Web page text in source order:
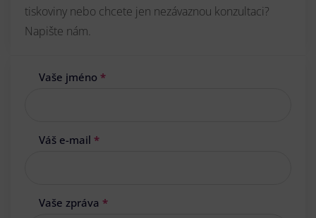
tiskoviny nebo chcete jen nezávaznou konzultaci?
Napište nám.
Vaše jméno *
Váš e-mail *
Vaše zpráva *